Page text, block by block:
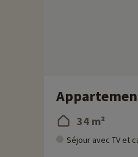
34 m²
Séjour avec TV et